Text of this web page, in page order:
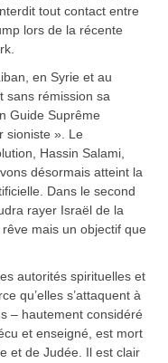
tout contact entre
lors de la récente
en Syrie et au
sans rémission sa
Guide Suprême
sioniste ». Le
Hassin Salami,
désormais atteint la
Dans le second
rayer Israël de la
mais un objectif que
autorités spirituelles et
qu’elles s’attaquent à
– hautement considéré
et enseigné, est mort
et de Judée. Il est clair